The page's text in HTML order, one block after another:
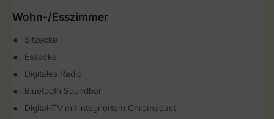
Wohn-/Esszimmer
Sitzecke
Essecke
Digitales Radio
Bluetooth Soundbar
Digital-TV mit integriertem Chromecast